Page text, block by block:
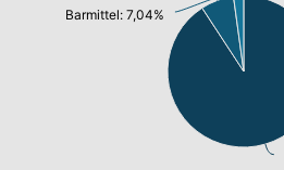
Barmittel: 7,04%